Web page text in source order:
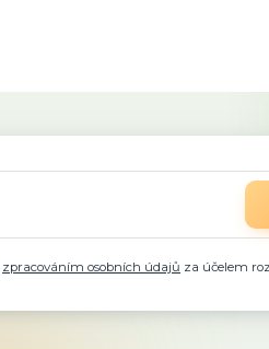
zpracováním osobních údajů za účelem